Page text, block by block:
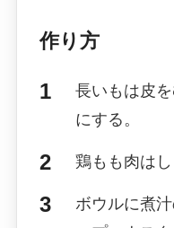
作り方
長いもは皮
にする。
鶏もも肉はし
ボウルに煮